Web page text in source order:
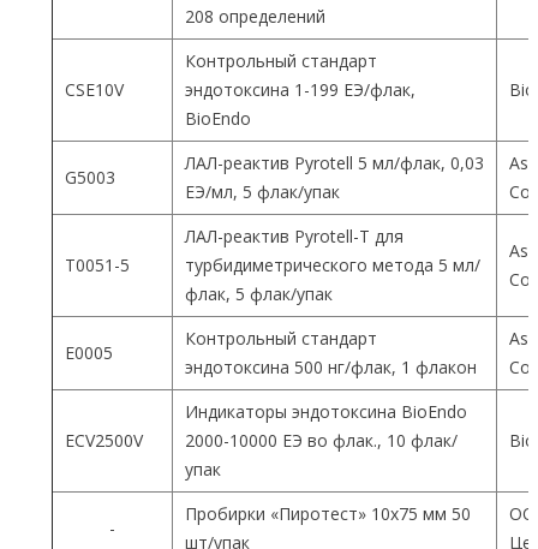
208 определений
CSE10V
Контрольный стандарт
эндотоксина 1-199 ЕЭ/флак,
BioEndo
G5003
ЛАЛ-реактив Pyrotell 5 мл/флак, 0,03
ЕЭ/мл, 5 флак/упак
T0051-5
ЛАЛ-реактив Pyrotell-T для
турбидиметрического метода 5 мл/
флак, 5 флак/упак
E0005
Контрольный стандарт
эндотоксина 500 нг/флак, 1 флакон
ECV2500V
Индикаторы эндотоксина BioEndo
2000-10000 ЕЭ во флак., 10 флак/
упак
-
Пробирки «Пиротест» 10х75 мм 50
шт/упак